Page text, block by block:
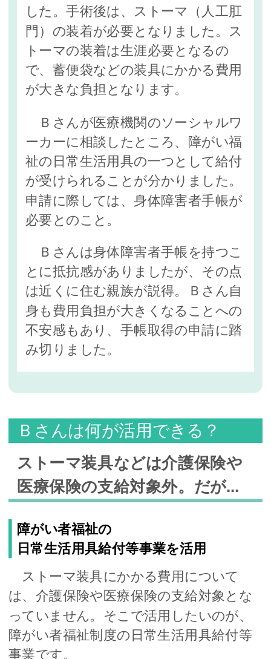
した。手術後は、ストーマ（人工肛
門）の装着が必要となりました。ス
トーマの装着は生涯必要となるの
で、蓄便袋などの装具にかかる費用
が大きな負担となります。
Ｂさんが医療機関のソーシャルワ
ーカーに相談したところ、障がい福
祉の日常生活用具の一つとして給付
が受けられることが分かりました。
申請に際しては、身体障害者手帳が
必要とのこと。
Ｂさんは身体障害者手帳を持つこ
とに抵抗感がありましたが、その点
は近くに住む親族が説得。Ｂさん自
身も費用負担が大きくなることへの
不安感もあり、手帳取得の申請に踏
み切りました。
Ｂさんは何が活用できる？
ストーマ装具などは介護保険や
医療保険の支給対象外。だが...
障がい者福祉の
日常生活用具給付等事業を活用
ストーマ装具にかかる費用について
は、介護保険や医療保険の支給対象とな
っていません。そこで活用したいのが、
障がい者福祉制度の日常生活用具給付等
事業です。